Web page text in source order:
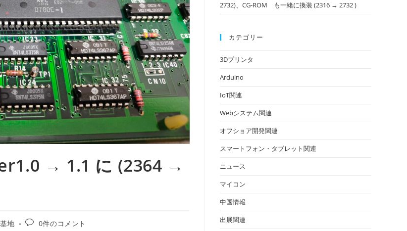
→ 1.1 に (2364 →
地 0件のコメント
2732)、CG-ROM も一緒に換装 (2316 → 2732 )
カテゴリー
3Dプリンタ
Arduino
IoT関連
Webシステム関連
オフショア開発関連
スマートフォン・タブレット関連
ニュース
マイコン
中国情報
出展関連